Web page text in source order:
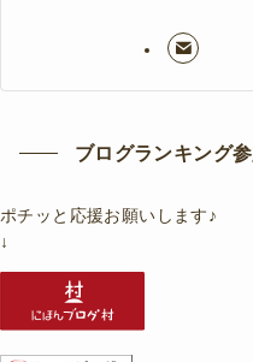
ブログランキング
ポチッと応援お願いします♪
↓